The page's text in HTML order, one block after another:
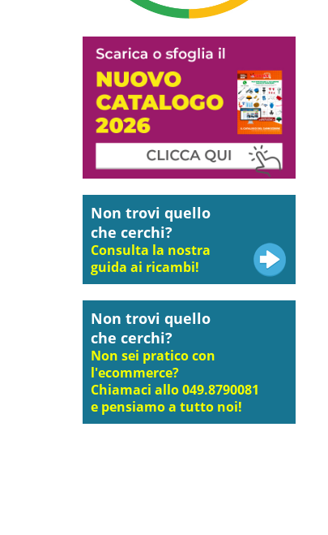
Non trovi quello
che cerchi?
Consulta la nostra
guida ai ricambi!
Non trovi quello
che cerchi?
Non sei pratico con
l'ecommerce?
Chiamaci allo 049.8790081
e pensiamo a tutto noi!